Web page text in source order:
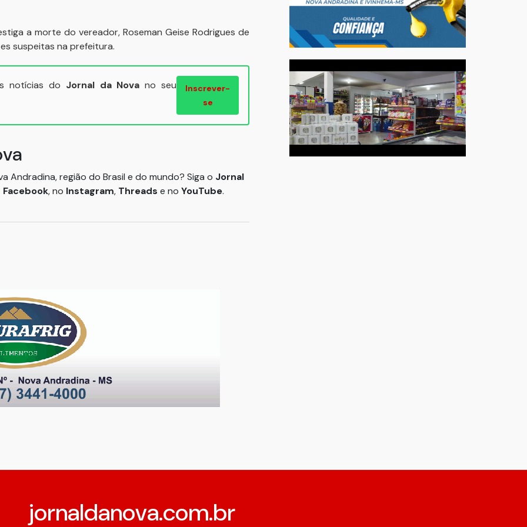
a morte do vereador, Roseman Geise Rodrigues de
suspeitas na prefeitura.
notícias do Jornal da Nova no seu
Inscrever-
se
região do Brasil e do mundo? Siga o Jornal
Facebook, no Instagram, Threads e no YouTube.
jornaldanova.com.br